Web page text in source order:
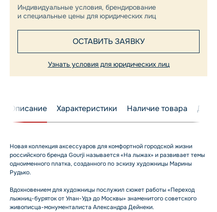
Индивидуальные условия, брендирование
и специальные цены для юридических лиц
ОСТАВИТЬ ЗАЯВКУ
Узнать условия для юридических лиц
Описание Характеристики Наличие товара
Новая коллекция аксессуаров для комфортной городской жизни
российского бренда Gourji называется «На лыжах» и развивает темы
одноименного платка, созданного по эскизу художницы Марины
Рудько.
Вдохновением для художницы послужил сюжет работы «Переход
лыжниц-буряток от Улан-Удэ до Москвы» знаменитого советского
живописца-монументалиста Александра Дейнеки.